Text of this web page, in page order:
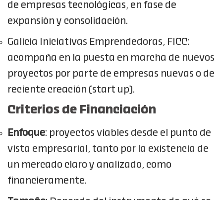
de empresas tecnológicas, en fase de
expansión y consolidación.
Galicia Iniciativas Emprendedoras, FICC:
acompaña en la puesta en marcha de nuevos
proyectos por parte de empresas nuevas o de
reciente creación (start up).
Criterios de Financiación
Enfoque: proyectos viables desde el punto de
vista empresarial, tanto por la existencia de
un mercado claro y analizado, como
financieramente.